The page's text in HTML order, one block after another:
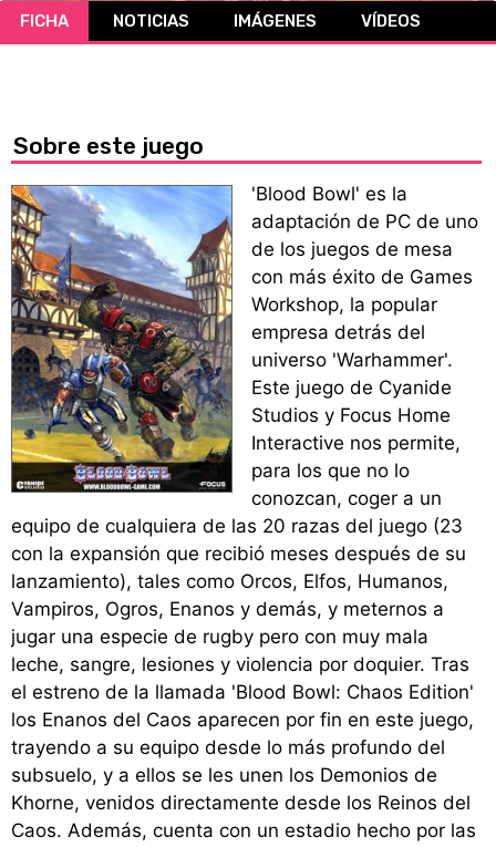
CÓMICS
FICHA NOTICIAS IMÁGENES VÍDEOS
Sobre este juego
'Blood Bowl' es la
adaptación de PC de uno
de los juegos de mesa
con más éxito de Games
Workshop, la popular
empresa detrás del
universo 'Warhammer'.
Este juego de Cyanide
Studios y Focus Home
Interactive nos permite,
para los que no lo
conozcan, coger a un
equipo de cualquiera de las 20 razas del juego (23
con la expansión que recibió meses después de su
lanzamiento), tales como Orcos, Elfos, Humanos,
Vampiros, Ogros, Enanos y demás, y meternos a
jugar una especie de rugby pero con muy mala
leche, sangre, lesiones y violencia por doquier. Tras
el estreno de la llamada 'Blood Bowl: Chaos Edition'
los Enanos del Caos aparecen por fin en este juego,
trayendo a su equipo desde lo más profundo del
subsuelo, y a ellos se les unen los Demonios de
Khorne, venidos directamente desde los Reinos del
Caos. Además, cuenta con un estadio hecho por las